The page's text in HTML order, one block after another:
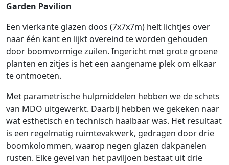
Garden Pavilion
Een vierkante glazen doos (7x7x7m) helt lichtjes over
naar één kant en lijkt overeind te worden gehouden
door boomvormige zuilen. Ingericht met grote groene
planten en zitjes is het een aangename plek om elkaar
te ontmoeten.
Met parametrische hulpmiddelen hebben we de schets
van MDO uitgewerkt. Daarbij hebben we gekeken naar
wat esthetisch en technisch haalbaar was. Het resultaat
is een regelmatig ruimtevakwerk, gedragen door drie
boomkolommen, waarop negen glazen dakpanelen
rusten. Elke gevel van het paviljoen bestaat uit drie